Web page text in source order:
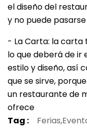
el diseño del
y no puede
- La Carta: la
lo que deberá de ir
estilo y diseño, así
que se sirve,
un restaurante de
ofrece
Tag :
Ferias,